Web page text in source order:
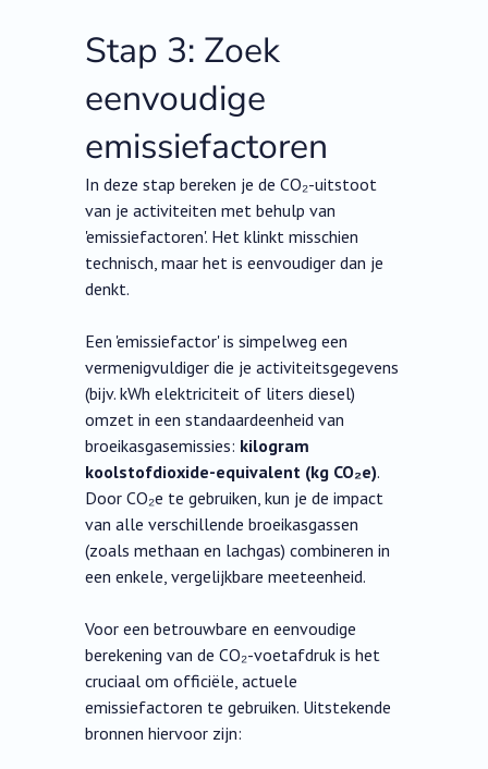
Stap 3: Zoek
eenvoudige
emissiefactoren
In deze stap bereken je de CO₂-uitstoot
van je activiteiten met behulp van
'emissiefactoren'. Het klinkt misschien
technisch, maar het is eenvoudiger dan je
denkt.
Een 'emissiefactor' is simpelweg een
vermenigvuldiger die je activiteitsgegevens
(bijv. kWh elektriciteit of liters diesel)
omzet in een standaardeenheid van
broeikasgasemissies: kilogram
koolstofdioxide-equivalent (kg CO₂e).
Door CO₂e te gebruiken, kun je de impact
van alle verschillende broeikasgassen
(zoals methaan en lachgas) combineren in
een enkele, vergelijkbare meeteenheid.
Voor een betrouwbare en eenvoudige
berekening van de CO₂-voetafdruk is het
cruciaal om officiële, actuele
emissiefactoren te gebruiken. Uitstekende
bronnen hiervoor zijn: